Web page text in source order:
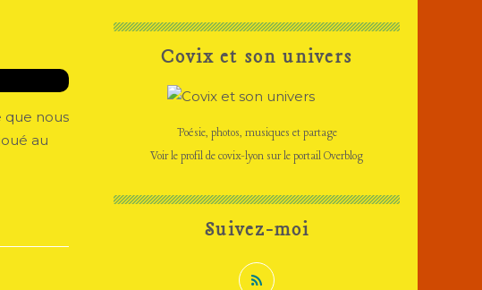
que nous
au
Covix et son univers
Poésie, photos, musiques et partage
Voir le profil decovix-lyon sur le portail Overblog
Suivez-moi